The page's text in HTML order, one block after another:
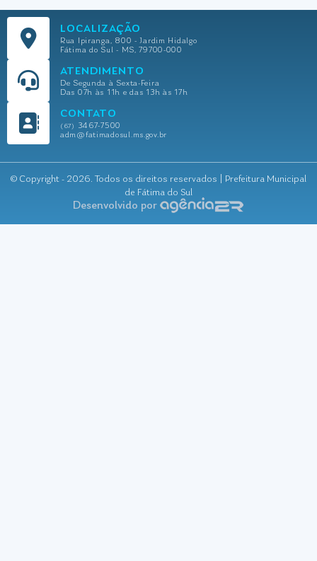
LOCALIZAÇÃO
Rua Ipiranga, 800 - Jardim Hidalgo
Fátima do Sul - MS, 79700-000
ATENDIMENTO
De Segunda à Sexta-Feira
Das 07h às 11h e das 13h às 17h
CONTATO
(67)
3467-7500
adm@fatimadosul.ms.gov.br
© Copyright - 2026. Todos os direitos reservados | Prefeitura Municipal
de Fátima do Sul
Desenvolvido por